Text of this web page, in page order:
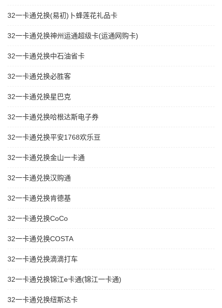
32一卡通兑换(易初)卜蜂莲花礼品卡
32一卡通兑换神州运通超级卡(运通网购卡)
32一卡通兑换中石油省卡
32一卡通兑换必胜客
32一卡通兑换星巴克
32一卡通兑换哈根达斯电子券
32一卡通兑换平安1768欢乐豆
32一卡通兑换金山一卡通
32一卡通兑换汉购通
32一卡通兑换肯德基
32一卡通兑换CoCo
32一卡通兑换COSTA
32一卡通兑换滴滴打车
32一卡通兑换锦江e卡通(锦江一卡通)
32一卡通兑换纽斯达卡